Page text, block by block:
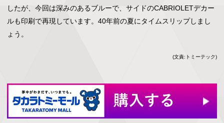
したが、今回は深みのあるブルーで、サイドのCABRIOLETデカー
ルも印刷で再現しています。40年前の夏にタイムスリップしまし
ょう。
(文責:トミーテック)